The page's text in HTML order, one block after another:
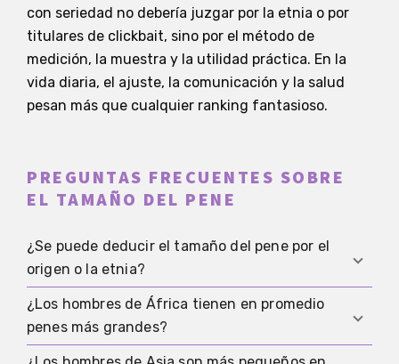
con seriedad no debería juzgar por la etnia o por
titulares de clickbait, sino por el método de
medición, la muestra y la utilidad práctica. En la
vida diaria, el ajuste, la comunicación y la salud
pesan más que cualquier ranking fantasioso.
PREGUNTAS FRECUENTES SOBRE
EL TAMAÑO DEL PENE
¿Se puede deducir el tamaño del pene por el
origen o la etnia?
No. La etnia se define de forma inconsistente en
los estudios, y los datos por país o por región ya
son solo aproximados. El origen no es un
¿Los hombres de África tienen en promedio
penes más grandes?